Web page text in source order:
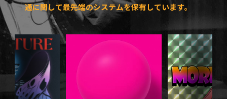
通に関して最先端のシステムを保有しています。